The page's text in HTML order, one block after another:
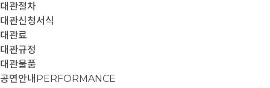
대관절차
대관신청서식
대관료
대관규정
대관물품
공연안내 PERFORMANCE